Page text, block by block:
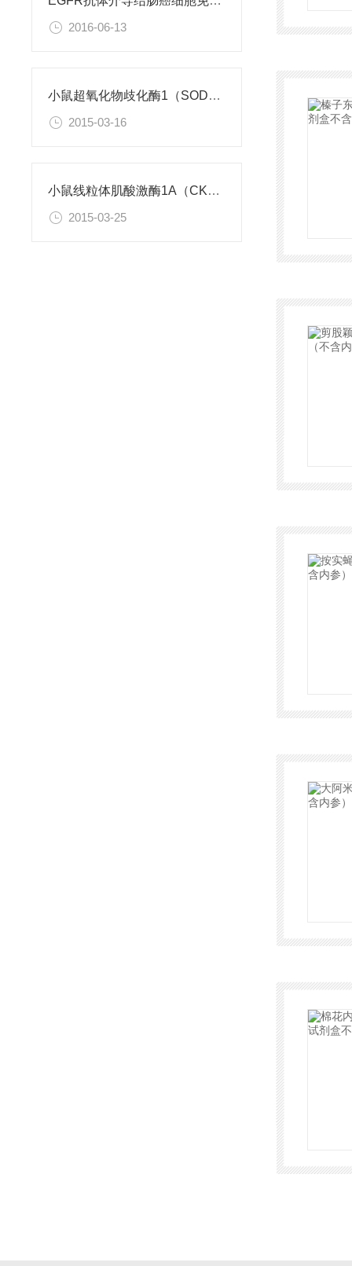
2016-06-13
小鼠超氧化物歧化酶1（SOD1）ELISA试剂盒
2015-03-16
小鼠线粒体肌酸激酶1A（CKMT1A）ELISA试剂盒
2015-03-25